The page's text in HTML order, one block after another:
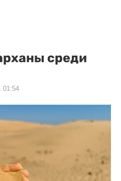
среди
01:54